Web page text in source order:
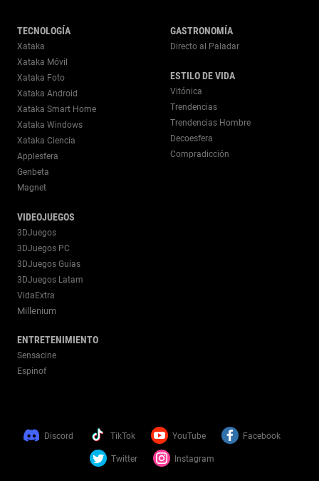
TECNOLOGÍA
Xataka
Xataka Móvil
Xataka Foto
Xataka Android
Xataka Smart Home
Xataka Windows
Xataka Ciencia
Applesfera
Genbeta
Magnet
VIDEOJUEGOS
3DJuegos
3DJuegos PC
3DJuegos Guías
3DJuegos Latam
VidaExtra
Millenium
ENTRETENIMIENTO
Sensacine
Espinof
GASTRONOMÍA
Directo al Paladar
ESTILO DE VIDA
Vitónica
Trendencias
Trendencias Hombre
Decoesfera
Compradicción
Discord TikTok YouTube Facebook
Twitter Instagram